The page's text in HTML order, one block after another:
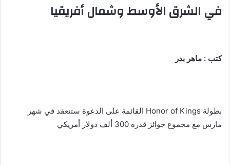
في الشرق الأوسط وشمال أفريقيا
كتب : ماهر بدر
بطولة Honor of Kings القائمة على الدعوة ستنعقد في شهر
مارس مع مجموع جوائز قدره 300 ألف دولار أمريكي